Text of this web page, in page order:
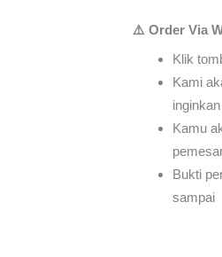
⚠️ Order Via
Klik
Kami
inginkan
Kamu
Bukti
sampai